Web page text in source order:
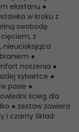
elastanu ●
w kroku z
swobodę
z
nieuciskająca
●
noszenia ●
sylwetce ●
pasie ●
ścieg dla
● zestaw zawiera
i czarny Skład: